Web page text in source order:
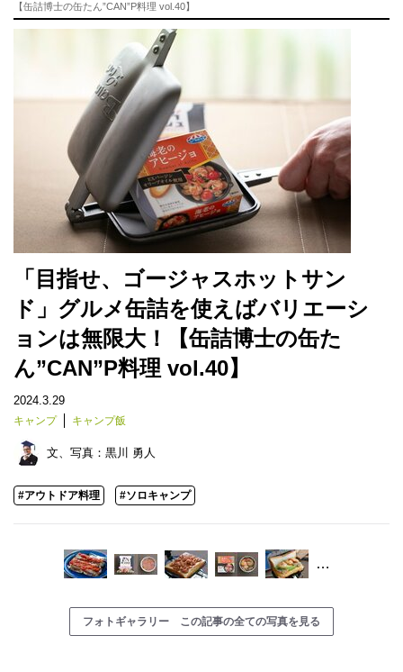
【缶詰博士の缶たん”CAN”P料理 vol.40】
「目指せ、ゴージャスホットサン
ド」グルメ缶詰を使えばバリエーシ
ョンは無限大！【缶詰博士の缶た
ん”CAN”P料理 vol.40】
2024.3.29
キャンプ キャンプ飯
文、写真： 黒川 勇人
#アウトドア料理 #ソロキャンプ
…
フォトギャラリー この記事の全ての写真を見る